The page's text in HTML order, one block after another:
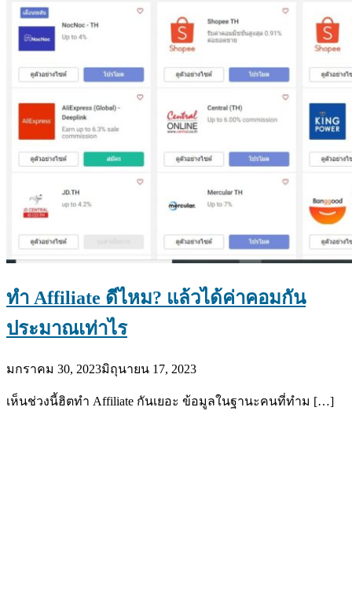
ทำ Affiliate ดีไหม? แล้วได้ค่าคอมกัน
ประมาณเท่าไร
มกราคม 30, 2023มิถุนายน 17, 2023
เห็นช่วงนี้ฮิตทำ Affiliate กันเยอะ ข้อมูลในฐานะคนที่ทำม […]